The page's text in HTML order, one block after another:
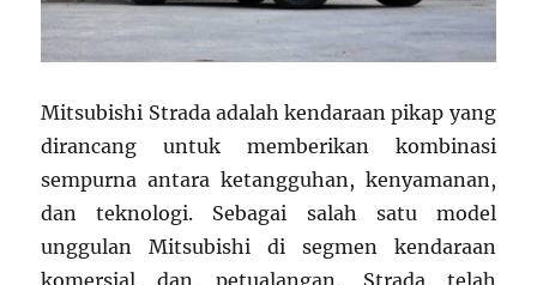
Mitsubishi Strada adalah kendaraan pikap yang
dirancang untuk memberikan kombinasi
sempurna antara ketangguhan, kenyamanan,
dan teknologi. Sebagai salah satu model
unggulan Mitsubishi di segmen kendaraan